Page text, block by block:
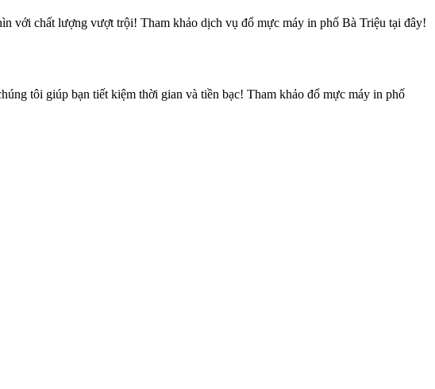
với chất lượng vượt trội! Tham khảo dịch vụ đổ mực máy in phố Bà Triệu tại đây!
tôi giúp bạn tiết kiệm thời gian và tiền bạc! Tham khảo đổ mực máy in phố